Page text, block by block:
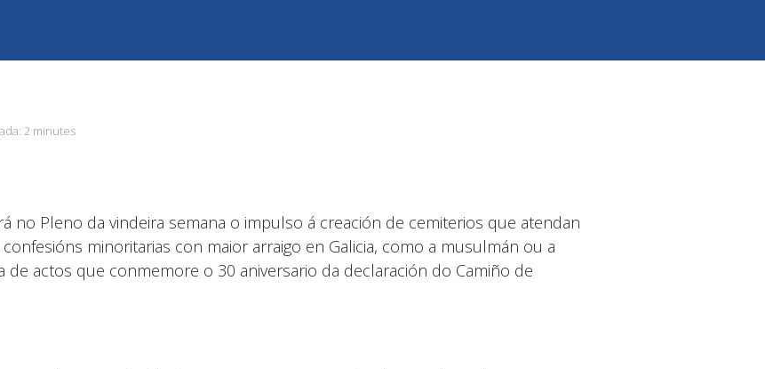
2 minutes
no Pleno da vindeira semana o impulso á creación de cemiterios que atendan
minoritarias con maior arraigo en Galicia, como a musulmán ou a
actos que conmemore o 30 aniversario da declaración do Camiño de